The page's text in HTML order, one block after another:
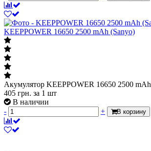
KEEPPOWER 16650 2500 mAh (Sanyo)
Акумулятор KEEPPOWER 16650 2500 mAh
405 грн. за 1 шт
В наличии
-
+ В корзину